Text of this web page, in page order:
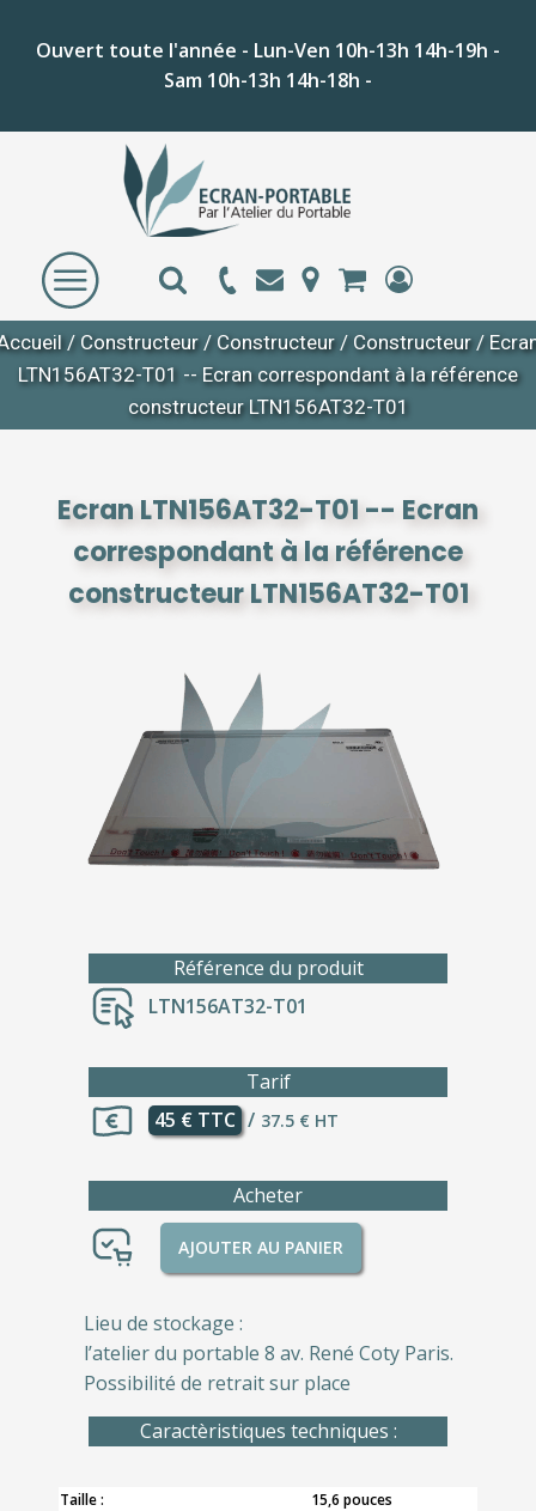
Ouvert toute l'année - Lun-Ven 10h-13h 14h-19h -
Sam 10h-13h 14h-18h -
/ Constructeur / Constructeur / Constructeur /
LTN156AT32-T01 -- Ecran correspondant à la référence
constructeur LTN156AT32-T01
Ecran LTN156AT32-T01 -- Ecran
correspondant à la référence
constructeur LTN156AT32-T01
Référence du produit
LTN156AT32-T01
Tarif
45 € TTC / 37.5 € HT
Acheter
AJOUTER AU PANIER
Lieu de stockage :
l’atelier du portable 8 av. René Coty Paris.
Possibilité de retrait sur place
Caractèristiques techniques :
Taille :
15,6 pouces